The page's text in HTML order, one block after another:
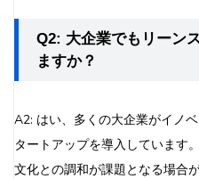
Q2: 大企業でもリーン
ますか？
A2: はい、多くの大企業がイノ
タートアップを導入しています
文化との調和が課題となる場合が